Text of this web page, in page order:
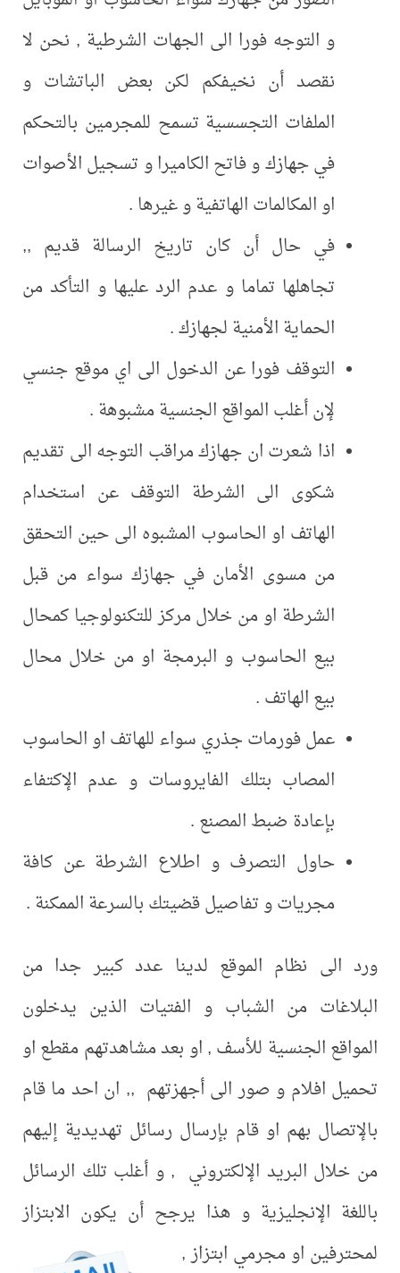
و التوجه فورا الى الجهات الشرطية , نحن لا
نقصد أن نخيفكم لكن بعض الباتشات و
الملفات التجسسية تسمح للمجرمين بالتحكم
في جهازك و فاتح الكاميرا و تسجيل الأصوات
او المكالمات الهاتفية و غيرها .
في حال أن كان تاريخ الرسالة قديم ,,
تجاهلها تماما و عدم الرد عليها و التأكد من
الحماية الأمنية لجهازك .
التوقف فورا عن الدخول الى اي موقع جنسي
لإن أغلب المواقع الجنسية مشبوهة .
اذا شعرت ان جهازك مراقب التوجه الى تقديم
شكوى الى الشرطة التوقف عن استخدام
الهاتف او الحاسوب المشبوه الى حين التحقق
من مسوى الأمان في جهازك سواء من قبل
الشرطة او من خلال مركز للتكنولوجيا كمحال
بيع الحاسوب و البرمجة او من خلال محال
بيع الهاتف .
عمل فورمات جذري سواء للهاتف او الحاسوب
المصاب بتلك الفايروسات و عدم الإكتفاء
بإعادة ضبط المصنع .
حاول التصرف و اطلاع الشرطة عن كافة
مجريات و تفاصيل قضيتك بالسرعة الممكنة .
ورد الى نظام الموقع لدينا عدد كبير جدا من
البلاغات من الشباب و الفتيات الذين يدخلون
المواقع الجنسية للأسف , او بعد مشاهدتهم مقطع او
تحميل افلام و صور الى أجهزتهم ,, ان احد ما قام
بالإتصال بهم او قام بإرسال رسائل تهديدية إليهم
من خلال البريد الإلكتروني , و أغلب تلك الرسائل
باللغة الإنجليزية و هذا يرجح أن يكون الابتزاز
لمحترفين او مجرمي ابتزاز ,